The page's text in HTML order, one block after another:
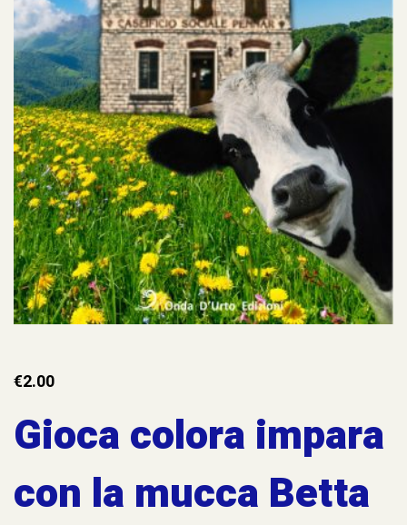
testimonianza, il caso cambia pelle: la macro-
finanza criminale si specchia nella violenza minuta
dei piccoli padroni, e l’indagine diventa una corsa
contro il tempo. La mappa da seguire è doppia –
Milano e la costa istriana – così come doppie sono
le vite di chi le attraversa. La domanda non è “chi
ha sparato?”, ma chi guadagna quando nessuno
sembra perdere.
Gioca colora impara
con la mucca Betta
€2.00